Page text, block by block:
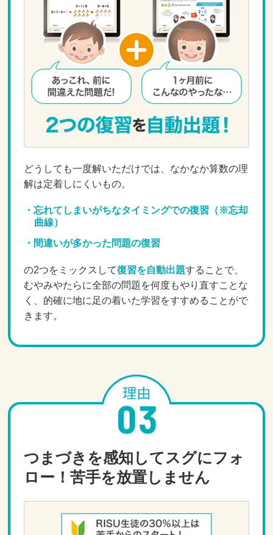
どうしても一度解いただけでは、なかなか算数の理
解は定着しにくいもの。
忘れてしまいがちなタイミングでの復習（※忘却
曲線）
間違いが多かった問題の復習
の2つをミックスして復習を自動出題することで、
むやみやたらに全部の問題を何度もやり直すことな
く、的確に地に足の着いた学習をすすめることがで
きます。
つまづきを感知してスグにフォ
ロー！苦手を放置しません